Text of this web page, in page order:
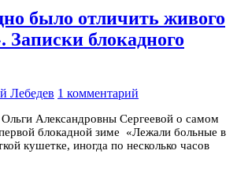
было отличить живого
Записки блокадного
Лебедев 1 комментарий
Александровны Сергеевой о самом
блокадной зиме «Лежали больные в
кушетке, иногда по несколько часов